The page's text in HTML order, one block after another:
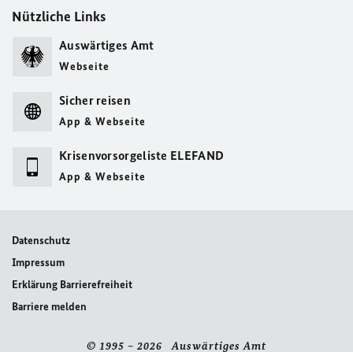
Nützliche Links
Auswärtiges Amt
Webseite
Sicher reisen
App & Webseite
Krisenvorsorgeliste ELEFAND
App & Webseite
Datenschutz
Impressum
Erklärung Barrierefreiheit
Barriere melden
© 1995 – 2026 Auswärtiges Amt